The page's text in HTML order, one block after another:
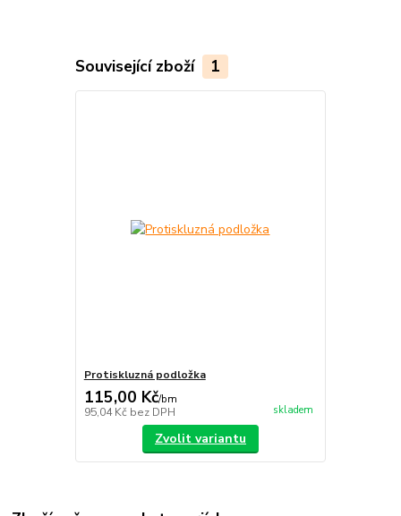
Související zboží 1
Protiskluzná podložka
115,00 Kč/bm
95,04 Kč bez DPH skladem
Zvolit variantu